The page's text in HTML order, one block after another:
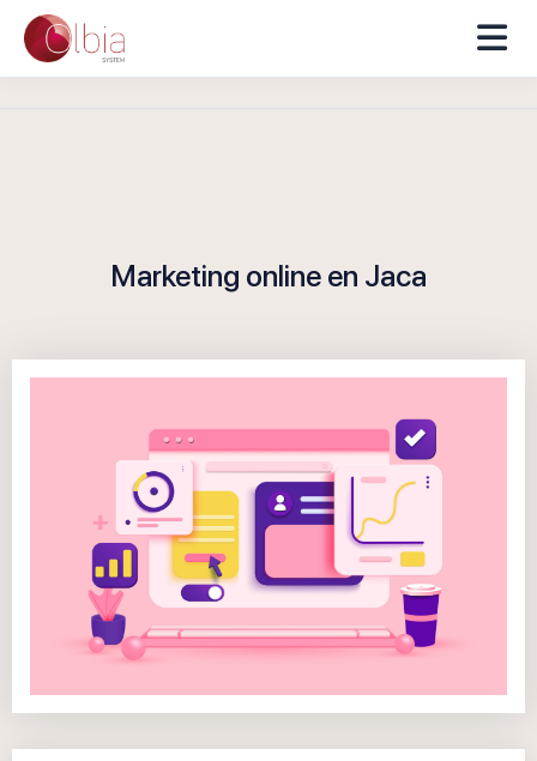
Marketing online en Jaca